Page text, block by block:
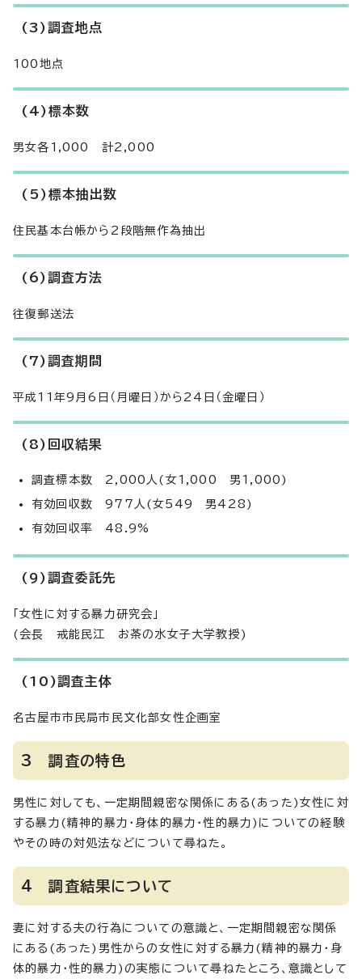
(3)調査地点
100地点
(4)標本数
男女各1,000 計2,000
(5)標本抽出数
住民基本台帳から2段階無作為抽出
(6)調査方法
往復郵送法
(7)調査期間
平成11年9月6日（月曜日）から24日（金曜日）
(8)回収結果
調査標本数 2,000人(女1,000 男1,000)
有効回収数 977人(女549 男428)
有効回収率 48.9%
(9)調査委託先
「女性に対する暴力研究会」
(会長 戒能民江 お茶の水女子大学教授)
(10)調査主体
名古屋市市民局市民文化部女性企画室
3 調査の特色
男性に対しても、一定期間親密な関係にある(あった)女性に対
する暴力(精神的暴力・身体的暴力・性的暴力)についての経験
やその時の対処法などについて尋ねた。
4 調査結果について
妻に対する夫の行為についての意識と、一定期間親密な関係
にある(あった)男性からの女性に対する暴力(精神的暴力・身
体的暴力・性的暴力)の実態について尋ねたところ、意識として